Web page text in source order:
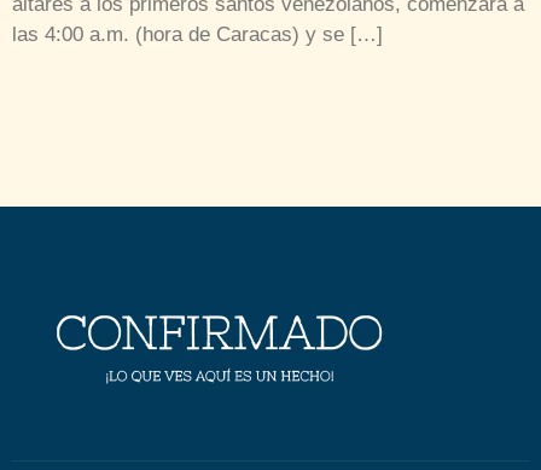
las 4:00 a.m. (hora de Caracas) y se […]